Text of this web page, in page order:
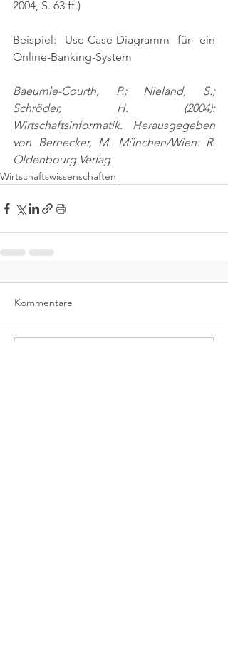
2004, S. 63 ff.)
Beispiel: Use-Case-Diagramm für ein
Online-Banking-System
Baeumle-Courth, P.; Nieland, S.;
Schröder, H. (2004):
Wirtschaftsinformatik. Herausgegeben
von Bernecker, M. München/Wien: R.
Oldenbourg Verlag
Wirtschaftswissenschaften
Kommentare